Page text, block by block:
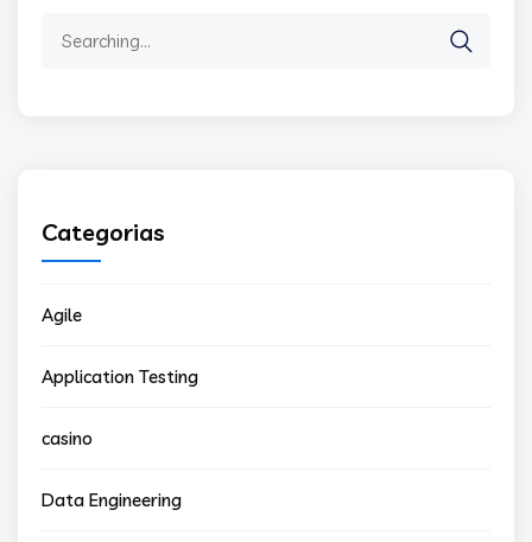
Categorias
Agile
Application Testing
casino
Data Engineering